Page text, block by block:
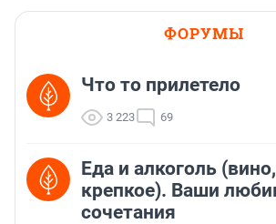
ФОРУМЫ
Что то прилетело
3 223 69
Еда и алкоголь
крепкое). Ваши
сочетания